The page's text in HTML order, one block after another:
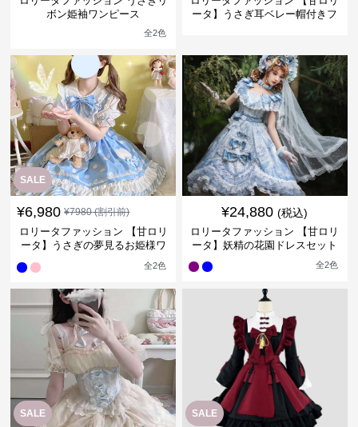
ボン姫袖ワンピース
全2色
ータ】うさぎ耳ベレー帽付きフ
SALE
¥6,980 ¥7980(割引前)
ロリータファッション 【甘ロリ
ータ】うさぎの夢見るお姫様ワ
全2色
¥24,880 (税込)
ロリータファッション 【甘ロリ
ータ】妖精の花園ドレスセット
全2色
SALE SALE